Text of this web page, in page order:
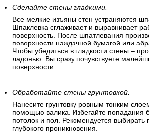
Сделайте стены гладкими.
Все мелкие изъяны стен устраняются
Шпаклевка сглаживает и выравнивает
поверхность. После шпатлевания
поверхности наждачной бумагой или
Чтобы убедиться в гладкости стены –
ладонью. Вы сразу почувствуете
поверхности.
Обработайте стены грунтовкой.
Нанесите грунтовку ровным тонким
помощью валика. Избегайте попадания
потолок и пол. Рекомендуется выбирать
глубокого проникновения.